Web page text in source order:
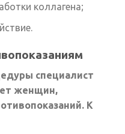
коллагена;
специалист
женщин,
К